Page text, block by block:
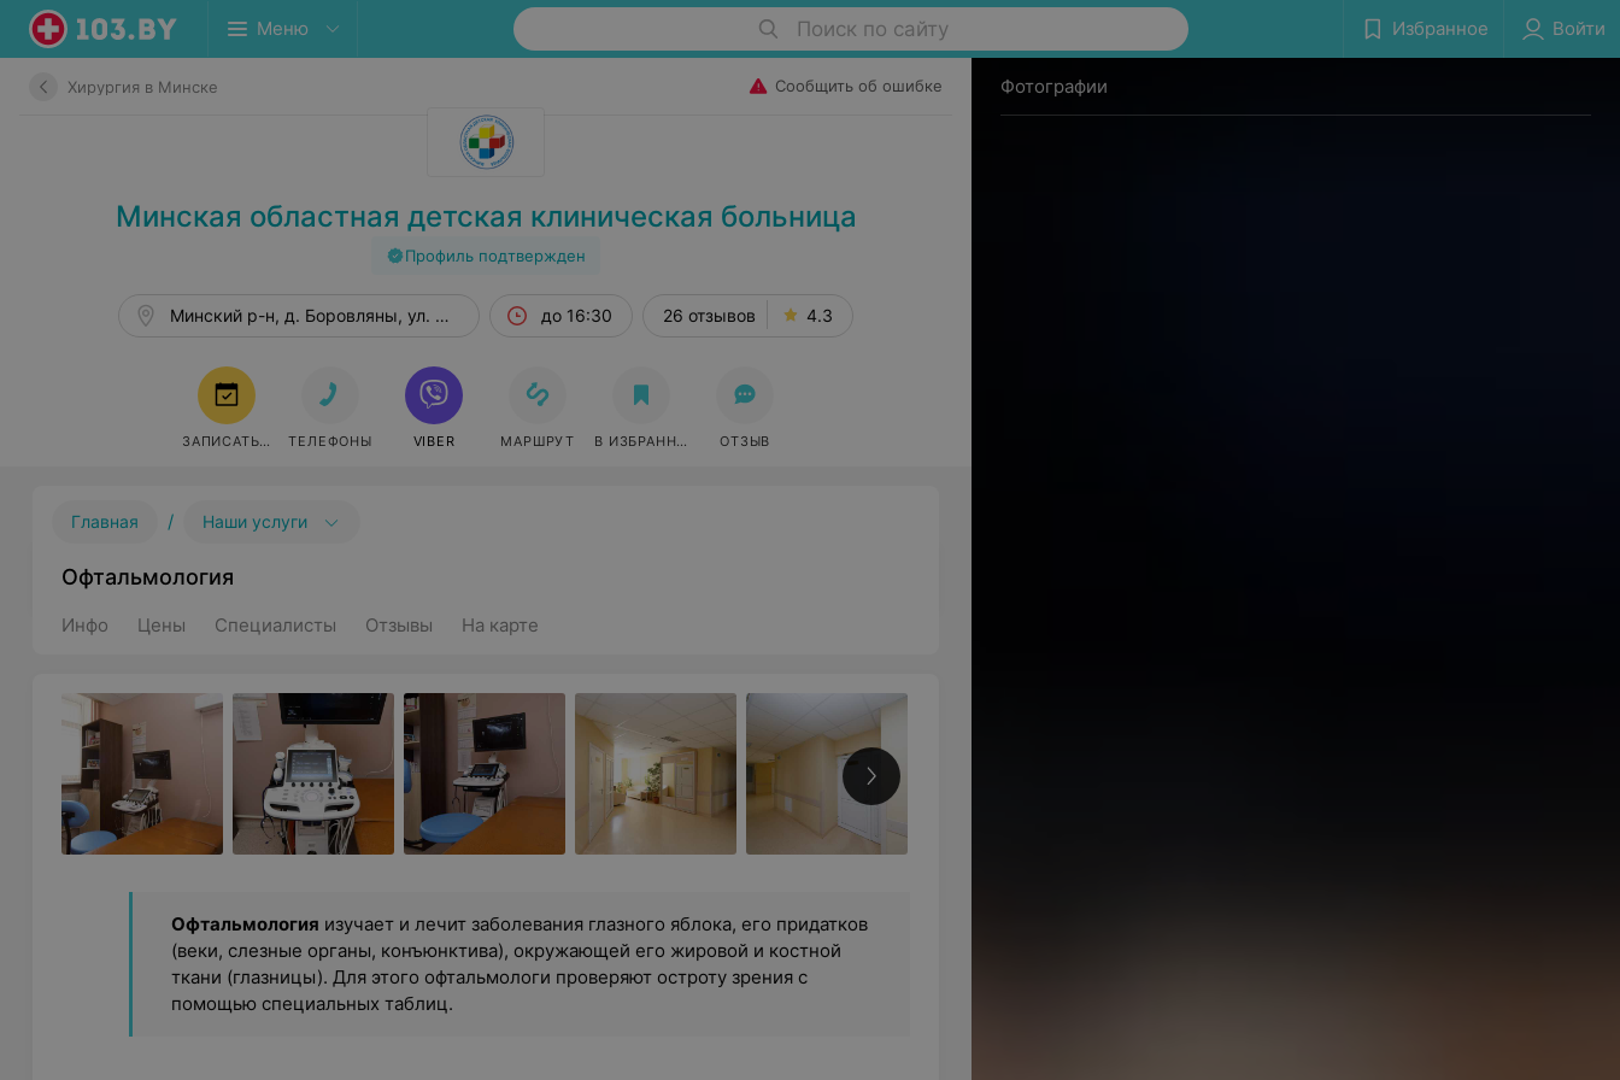
Меню Поиск по сайту Избранное Войти
Хирургия в Минске Сообщить об ошибке
Минская областная детская клиническая больница
Профиль подтвержден
Минский р-н, д. Боровляны, ул. Фрунзенская, 19Б
до 16:30 26 отзывов 4.3
ЗАПИСАТЬСЯ ТЕЛЕФОНЫ VIBER МАРШРУТ В ИЗБРАННОЕ ОТЗЫВ
Главная / Наши услуги
Офтальмология
Инфо Цены Специалисты Отзывы На карте
Офтальмология изучает и лечит заболевания глазного яблока, его придатков
(веки, слезные органы, конъюнктива), окружающей его жировой и костной
ткани (глазницы). Для этого офтальмологи проверяют остроту зрения с
помощью специальных таблиц.
Фотографии